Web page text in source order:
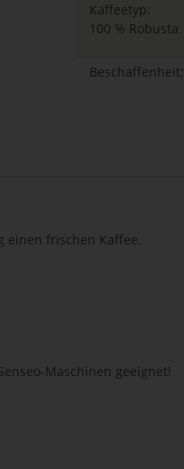
Kaffeetyp:
100 % Robusta
einen frischen Kaffee.
Maschinen geeignet!